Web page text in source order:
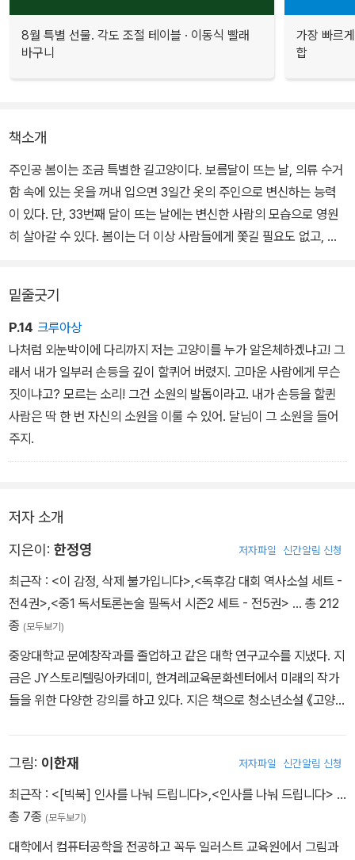
8월 특별 선물. 각도 조절 테이블 · 이동식 빨래
바구니
가장 빠르
합
책소개
주인공 봄이는 조금 특별한 길고양이다. 보름달이 뜨는 날, 의류 수거
함 속에 있는 옷을 꺼내 입으면 3일간 옷의 주인으로 변신하는 능력
이 있다. 단, 33번째 달이 뜨는 날에는 변신한 사람의 모습으로 영원
히 살아갈 수 있다. 봄이는 더 이상 사람들에게 쫓길 필요도 없고, 배
마침내 33번째 달이 뜬 날, 홀린 듯 꽃장식이 달린 블라우스를 입고
사람으로 변신한 봄이는 그의 집으로 찾아간다. 그리고 집 앞에서 옷
의 주인인 소녀 태이를 만난다. 그런데 태이는 봄이를 보고 놀라기는
커녕 기다리고 있었다고, 엄마를 잘 부탁한다는 말을 남기고 훌쩍 떠
나 버린다. 이 둘 사이에는 어떤 사연이 있는 걸까?
밑줄긋기
P.14 크루아상
나처럼 외눈박이에 다리까지 저는 고양이를 누가 알은체하겠냐고! 그
래서 내가 일부러 손등을 깊이 할퀴어 버렸지. 고마운 사람에게 무슨
짓이냐고? 모르는 소리! 그건 소원의 발톱이라고. 내가 손등을 할퀸
사람은 딱 한 번 자신의 소원을 이룰 수 있어. 달님이 그 소원을 들어
주지.
저자 소개
지은이: 한정영 저자파일 신간알림 신청
최근작 : <이 감정, 삭제 불가입니다>,<독후감 대회 역사소설 세트 -
전4권>,<중1 독서토론논술 필독서 시즌2 세트 - 전5권> … 총 212
종 (모두보기)
중앙대학교 문예창작과를 졸업하고 같은 대학 연구교수를 지냈다. 지
금은 JY스토리텔링아카데미, 한겨레교육문화센터에서 미래의 작가
들을 위한 다양한 강의를 하고 있다. 지은 책으로 청소년소설 《고양이
서울》 《아빠는 전쟁 중》 《바다로 간 소년》 등이 있으며, 창작이론서
《동화 청소년 소설쓰기의 모든 것》 《동화 청소년 소설 읽기 필사의
모든 것》이 있다. 동화로는 초등학교 국어 활동 교과서 수록작 《굿모
그림: 이한재 저자파일 신간알림 신청
최근작 : <[빅북] 인사를 나눠 드립니다>,<인사를 나눠 드립니다> …
총 7종 (모두보기)
대학에서 컴퓨터공학을 전공하고 꼭두 일러스트 교육원에서 그림과